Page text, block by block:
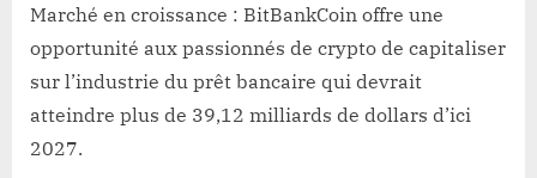
Marché en croissance : BitBankCoin offre une
opportunité aux passionnés de crypto de capitaliser
sur l’industrie du prêt bancaire qui devrait
atteindre plus de 39,12 milliards de dollars d’ici
2027.